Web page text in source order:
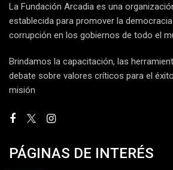
La Fundación Arcadia es una
establecida para promover la
corrupción en los gobiernos de todo el
Brindamos la capacitación, las
debate sobre valores críticos para el
misión
PÁGINAS DE INTERÉS